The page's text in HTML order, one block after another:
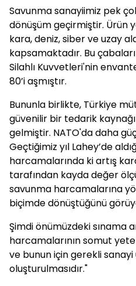
Savunma sanayiimiz pek
dönüşüm geçirmiştir. Ürün
kara, deniz, siber ve uzay
kapsamaktadır. Bu
Silahlı Kuvvetleri'nin
80’i aşmıştır.
Bununla birlikte, Türkiye
güvenilir bir tedarik
gelmiştir. NATO'da daha
Geçtiğimiz yıl Lahey’de
harcamalarında ki artış
tarafından kayda değer
savunma harcamalarına
biçimde dönüştüğünü
Şimdi önümüzdeki sınama
harcamalarının somut
ve bunun için gerekli
oluşturulmasıdır."